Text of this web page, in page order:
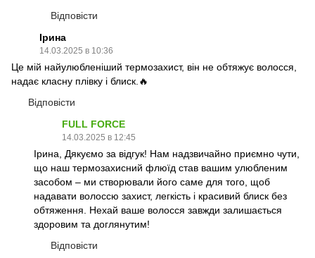
Відповісти
Ірина
14.03.2025 в 10:36
Це мій найулюбленіший термозахист, він не обтяжує волосся,
надає класну плівку і блиск.🔥
Відповісти
FULL FORCE
14.03.2025 в 12:45
Ірина, Дякуємо за відгук! Нам надзвичайно приємно чути,
що наш термозахисний флюїд став вашим улюбленим
засобом – ми створювали його саме для того, щоб
надавати волоссю захист, легкість і красивий блиск без
обтяження. Нехай ваше волосся завжди залишається
здоровим та доглянутим!
Відповісти